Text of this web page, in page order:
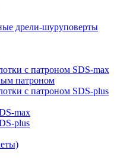
дрели-шуруповерты
с патроном SDS-max
патроном
с патроном SDS-plus
max
plus